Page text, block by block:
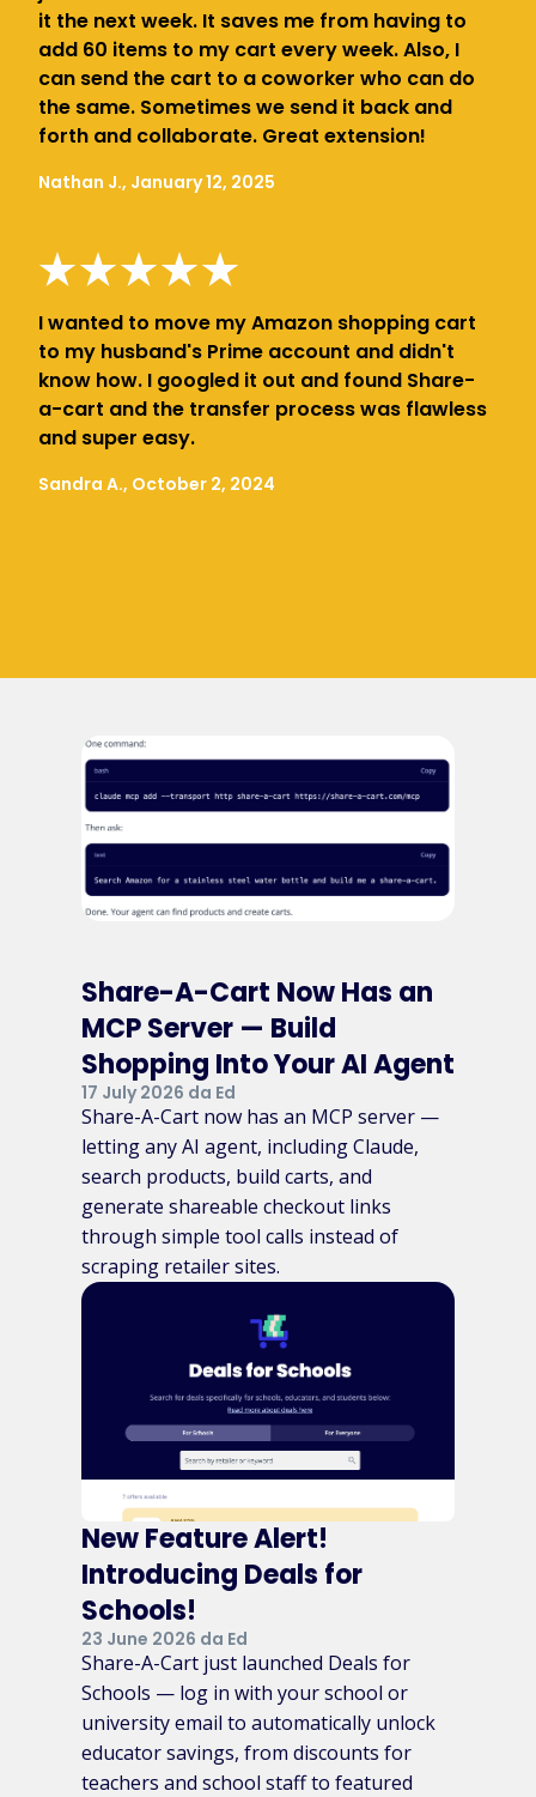
it the next week. It saves me from having to
add 60 items to my cart every week. Also, I
can send the cart to a coworker who can do
the same. Sometimes we send it back and
forth and collaborate. Great extension!
Nathan J., January 12, 2025
I wanted to move my Amazon shopping cart
to my husband's Prime account and didn't
know how. I googled it out and found Share-
a-cart and the transfer process was flawless
and super easy.
Sandra A., October 2, 2024
Share-A-Cart Now Has an
MCP Server — Build
Shopping Into Your AI Agent
17 July 2026 da Ed
Share-A-Cart now has an MCP server —
letting any AI agent, including Claude,
search products, build carts, and
generate shareable checkout links
through simple tool calls instead of
scraping retailer sites.
New Feature Alert!
Introducing Deals for
Schools!
23 June 2026 da Ed
Share-A-Cart just launched Deals for
Schools — log in with your school or
university email to automatically unlock
educator savings, from discounts for
teachers and school staff to featured